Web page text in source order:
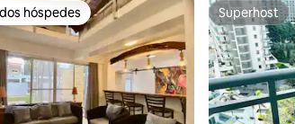
hóspedes
hóspedes Superhost
Superhost